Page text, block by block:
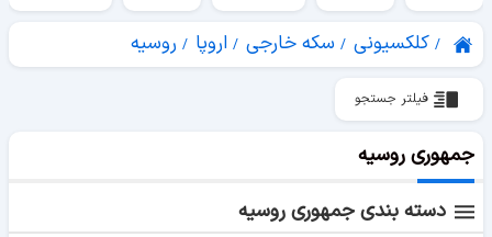
کلکسیونی سکه خارجی اروپا روسیه
فیلتر جستجو
جمهوری روسیه
دسته بندی جمهوری روسیه